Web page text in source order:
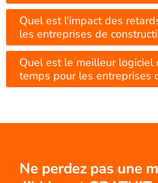
Quel est l'impact des
les entreprises de
Quel est le meilleur logiciel
temps pour les entreprises
Ne perdez pas une